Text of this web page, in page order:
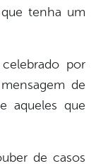
tenha um
por
de
aqueles que
de casos